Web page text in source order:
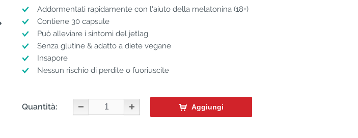
Addormentati rapidamente con l'aiuto della melatonina (18+)
Contiene 30 capsule
Può alleviare i sintomi del jetlag
Senza glutine & adatto a diete vegane
Insapore
Nessun rischio di perdite o fuoriuscite
Quantità: Aggiungi